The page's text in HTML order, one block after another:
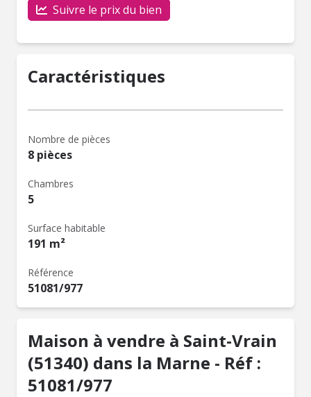
Suivre le prix du bien
Caractéristiques
Nombre de pièces
8 pièces
Chambres
5
Surface habitable
191 m²
Référence
51081/977
Maison à vendre à Saint-Vrain
(51340) dans la Marne - Réf :
51081/977